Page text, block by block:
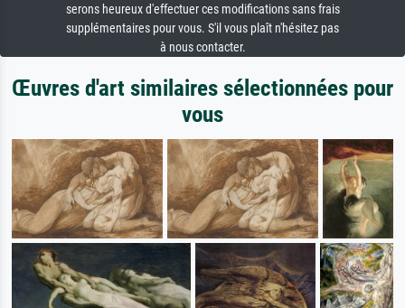
serons heureux d'effectuer ces modifications sans frais
supplémentaires pour vous. S'il vous plaît n'hésitez pas
à nous contacter.
Œuvres d'art similaires sélectionnées pour
vous